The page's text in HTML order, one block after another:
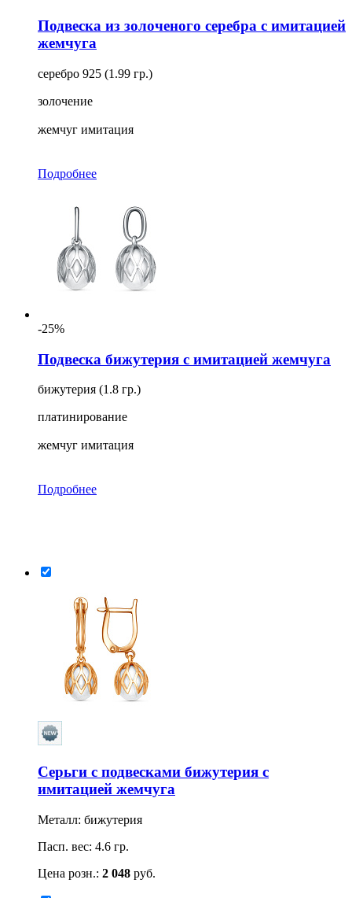
Подвеска из золоченого серебра с имитацией
жемчуга
серебро 925 (1.99 гр.)
золочение
жемчуг имитация
Подробнее
-25%
Подвеска бижутерия с имитацией жемчуга
бижутерия (1.8 гр.)
платинирование
жемчуг имитация
Подробнее
Серьги с подвесками бижутерия с
имитацией жемчуга
Металл: бижутерия
Пасп. вес: 4.6 гр.
Цена розн.: 2 048 руб.